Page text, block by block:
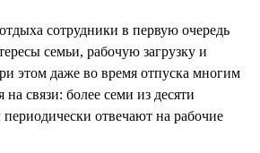
сотрудники в первую очередь
семьи, рабочую загрузку и
этом даже во время отпуска многим
на связи: более семи из десяти
отвечают на рабочие